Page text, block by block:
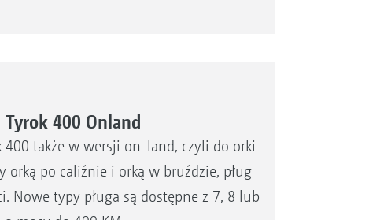
400 Onland
400 także w wersji on-land, czyli do orki
po caliźnie i orką w bruździe, pług
Nowe typy pługa są dostępne z 7, 8 lub